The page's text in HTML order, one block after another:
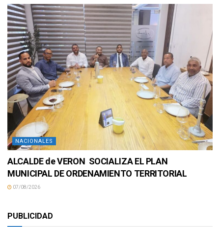
NACIONALES
ALCALDE de VERON SOCIALIZA EL PLAN
MUNICIPAL DE ORDENAMIENTO TERRITORIAL
07/08/2026
PUBLICIDAD